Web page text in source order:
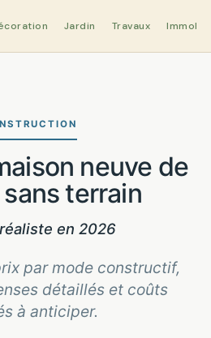
Jardin Travaux
sans terrain
en 2026
par mode constructif,
détaillés et coûts
à anticiper.